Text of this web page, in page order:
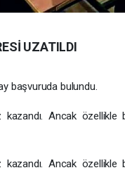
UZATILDI
başvuruda bulundu.
Ancak özellikle
Ancak özellikle